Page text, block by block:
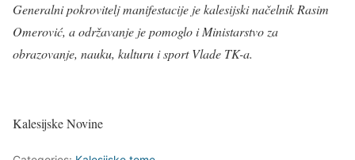
Generalni pokrovitelj manifestacije je kalesijski načelnik Rasim
Omerović, a održavanje je pomoglo i Ministarstvo za
obrazovanje, nauku, kulturu i sport Vlade TK-a.
Kalesijske Novine